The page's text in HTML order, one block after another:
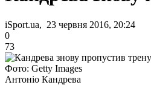
iSport.ua, 23 червня 2016, 20:24
0
73
Фото: Getty Images
Антоніо Кандрева